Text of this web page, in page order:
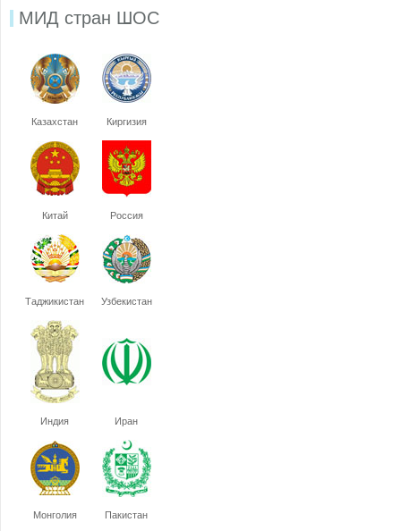
МИД стран ШОС
Казахстан Киргизия
Китай Россия
Таджикистан Узбекистан
Индия Иран
Монголия Пакистан